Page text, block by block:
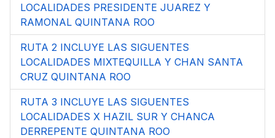
LOCALIDADES PRESIDENTE JUAREZ Y
RAMONAL QUINTANA ROO
RUTA 2 INCLUYE LAS SIGUENTES
LOCALIDADES MIXTEQUILLA Y CHAN SANTA
CRUZ QUINTANA ROO
RUTA 3 INCLUYE LAS SIGUENTES
LOCALIDADES X HAZIL SUR Y CHANCA
DERREPENTE QUINTANA ROO